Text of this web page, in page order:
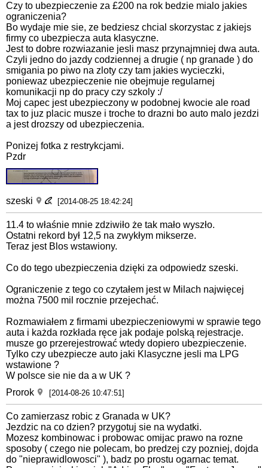
Czy to ubezpieczenie za £200 na rok bedzie mialo jakies
ograniczenia?
Bo wydaje mie sie, ze bedziesz chcial skorzystac z jakiejs
firmy co ubezpiecza auta klasyczne.
Jest to dobre rozwiazanie jesli masz przynajmniej dwa auta.
Czyli jedno do jazdy codziennej a drugie ( np granade ) do
smigania po piwo na zloty czy tam jakies wycieczki,
poniewaz ubezpieczenie nie obejmuje regularnej
komunikacji np do pracy czy szkoly :/
Moj capec jest ubezpieczony w podobnej kwocie ale road
tax to juz placic musze i troche to drazni bo auto malo jezdzi
a jest drozszy od ubezpieczenia.
Ponizej fotka z restrykcjami.
Pzdr
szeski [2014-08-25 18:42:24]
11.4 to właśnie mnie zdziwiło że tak mało wyszło.
Ostatni rekord był 12,5 na zwykłym mikserze.
Teraz jest Blos wstawiony.
Co do tego ubezpieczenia dzięki za odpowiedz szeski.
Ograniczenie z tego co czytałem jest w Milach najwięcej
można 7500 mil rocznie przejechać.
Rozmawiałem z firmami ubezpieczeniowymi w sprawie tego
auta i każda rozkłada ręce jak podaje polską rejestracje.
musze go przerejestrować wtedy dopiero ubezpieczenie.
Tylko czy ubezpiecze auto jaki Klasyczne jesli ma LPG
wstawione ?
W polsce sie nie da a w UK ?
Prorok
[2014-08-26 10:47:51]
Co zamierzasz robic z Granada w UK?
Jezdzic na co dzien? przygotuj sie na wydatki.
Mozesz kombinowac i probowac omijac prawo na rozne
sposoby ( czego nie polecam, bo predzej czy pozniej, dojda
do "nieprawidlowosci" ), badz po prostu ogarnac temat.